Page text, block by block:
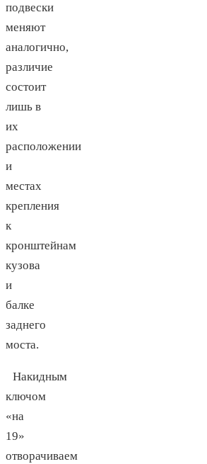
подвески
меняют
аналогично,
различие
состоит
лишь в
их
расположении
и
местах
крепления
к
кронштейнам
кузова
и
балке
заднего
моста.
Накидным
ключом
«на
19»
отворачиваем